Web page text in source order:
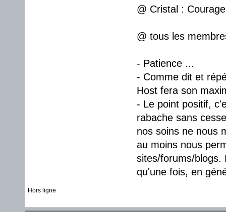
@ Cristal :
@ tous les
- Patience ...
- Comme dit et
Host fera son
- Le point positif,
rabache sans
nos soins ne nous
au moins nous
sites/forums/blogs.
qu'une fois, en
Hors ligne